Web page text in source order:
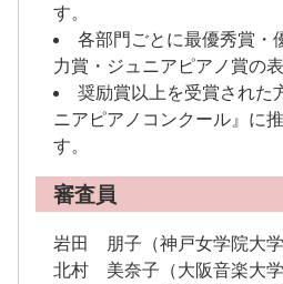
す。
各部門ごとに最優秀賞・
力賞・ジュニアピアノ賞の
奨励賞以上を受賞された
ニアピアノコンクール』に
す。
審査員
岩田 朋子（神戸女学院大学
北村 美奈子（大阪音楽大学